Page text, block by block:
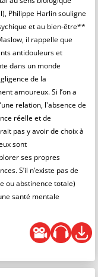
Philippe Harlin souligne
et au bien-être**
il rappelle que
antidouleurs et
dans un monde
de la
amoureux. Si l’on a
relation, l'absence de
réelle et de
pas y avoir de choix à
sont
ses propres
S’il n’existe pas de
ou abstinence totale)
santé mentale